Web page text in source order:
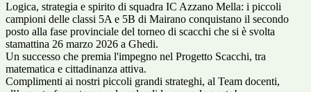
Logica, strategia e spirito di squadra IC Azzano Mella: i piccoli
campioni delle classi 5A e 5B di Mairano conquistano il secondo
posto alla fase provinciale del torneo di scacchi che si è svolta
stamattina 26 marzo 2026 a Ghedi.
Un successo che premia l'impegno nel Progetto Scacchi, tra
matematica e cittadinanza attiva.
Complimenti ai nostri piccoli grandi strateghi, al Team docenti,